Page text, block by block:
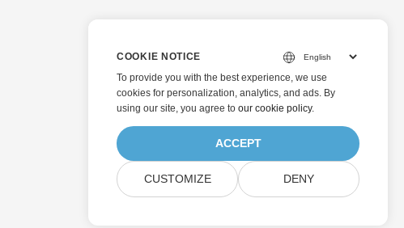
COOKIE NOTICE
To provide you with the best experience, we use
cookies for personalization, analytics, and ads. By
using our site, you agree to our cookie policy.
ACCEPT
CUSTOMIZE DENY